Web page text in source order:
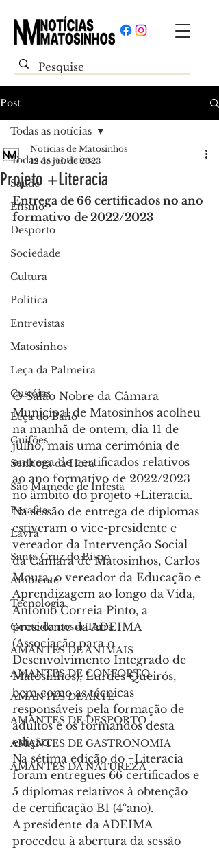
Post
Todas as notícias
Saúde
Ensino
Desporto
Sociedade
Cultura
Política
Entrevistas
Matosinhos
Leça da Palmeira
Custóias
Leça do Balio
Guifões
Senhora da Hora
São Mamede de Infesta
Perafita
Lavra
Santa Cruz do Bispo
Ambiente
Tecnologia
Gente da nossa Terra
AMANTES DE ANIMAIS
AMANTES DE CONFORTO
AMANTES DE ARTE
AMANTES DE DESPORTO
AMANTES DE GASTRONOMIA
AMANTES DA NATUREZA
Todas as notícias
Projeto +Literacia
Notícias de Matosinhos
12 de jul. de 2023
Entrega de 66 certificados no ano
formativo de 2022/2023
O Salão Nobre da Câmara
Municipal de Matosinhos acolheu
na manhã de ontem, dia 11 de
julho, mais uma cerimónia de
entrega de certificados relativos
ao ano formativo de 2022/2023
no âmbito do projeto +Literacia.
Na sessão de entrega de diplomas
estiveram o vice-presidente e
vereador da Intervenção Social
da Câmara de Matosinhos, Carlos
Mouta, o vereador da Educação e
Aprendizagem ao longo da Vida,
António Correia Pinto, a
presidente da ADEIMA
(Associação para o
Desenvolvimento Integrado de
Matosinhos), Lurdes Queirós,
bem como as técnicas
responsáveis pela formação de
adultos e os formandos desta
edição.
Na sétima edição do +Literacia
foram entregues 66 certificados e
5 diplomas relativos à obtenção
de certificação B1 (4ºano).
A presidente da ADEIMA
procedeu à abertura da sessão